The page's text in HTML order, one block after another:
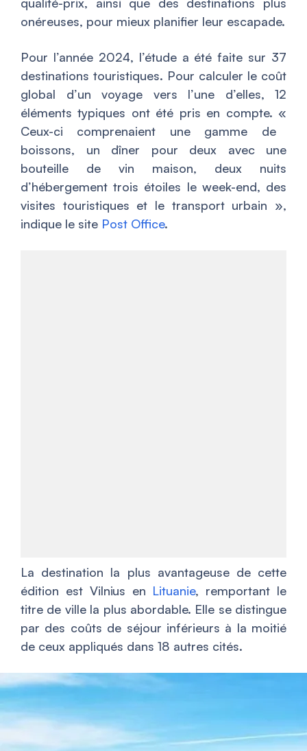
onéreuses, pour mieux planifier leur escapade.
Pour l’année 2024, l’étude a été faite sur 37
destinations touristiques. Pour calculer le coût
global d’un voyage vers l’une d’elles, 12
éléments typiques ont été pris en compte. «
Ceux-ci comprenaient une gamme de
boissons, un dîner pour deux avec une
bouteille de vin maison, deux nuits
d’hébergement trois étoiles le week-end, des
visites touristiques et le transport urbain »,
indique le site Post Office.
La destination la plus avantageuse de cette
édition est Vilnius en Lituanie, remportant le
titre de ville la plus abordable. Elle se distingue
par des coûts de séjour inférieurs à la moitié
de ceux appliqués dans 18 autres cités.